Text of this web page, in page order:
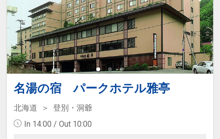
名湯の宿 パークホテル雅亭
北海道
登別・洞爺
In 14:00 / Out 10:00